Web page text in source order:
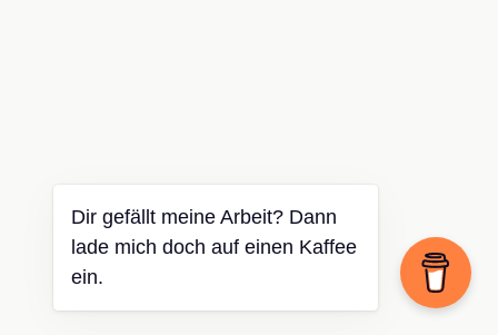
Dir gefällt meine Arbeit? Dann
lade mich doch auf einen Kaffee
ein.